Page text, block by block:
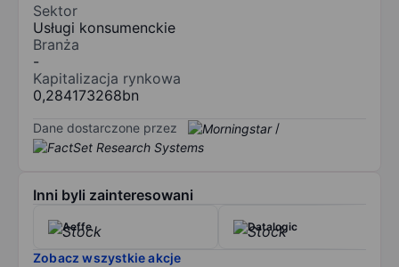
Sektor
Usługi konsumenckie
Branża
-
Kapitalizacja rynkowa
0,284173268bn
Dane dostarczone przez /
Inni byli zainteresowani
Aeffe Datalogic
Zobacz wszystkie akcje